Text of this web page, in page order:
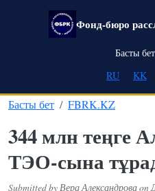
Skip to main content
Фонд-бюро
Main
Басты бет
RU
KK
Басты бет FBRK.KZ
344 млн теңге
ТЭО-сына
Submitted byВера Александроваon